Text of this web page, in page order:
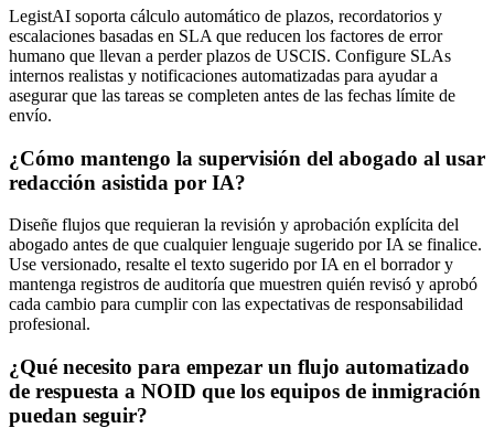
LegistAI soporta cálculo automático de plazos, recordatorios y
escalaciones basadas en SLA que reducen los factores de error
humano que llevan a perder plazos de USCIS. Configure SLAs
internos realistas y notificaciones automatizadas para ayudar a
asegurar que las tareas se completen antes de las fechas límite de
envío.
¿Cómo mantengo la supervisión del abogado al usar
redacción asistida por IA?
Diseñe flujos que requieran la revisión y aprobación explícita del
abogado antes de que cualquier lenguaje sugerido por IA se finalice.
Use versionado, resalte el texto sugerido por IA en el borrador y
mantenga registros de auditoría que muestren quién revisó y aprobó
cada cambio para cumplir con las expectativas de responsabilidad
profesional.
¿Qué necesito para empezar un flujo automatizado
de respuesta a NOID que los equipos de inmigración
puedan seguir?